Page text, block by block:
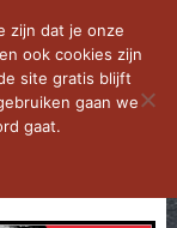
zijn dat je onze
ook cookies zijn
site gratis blijft
gaan we
gaat.